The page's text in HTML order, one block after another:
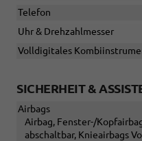
Telefon
Uhr & Drehzahlmesser
Volldigitales
SICHERHEIT &
Airbags
Airbag, Fenster-/
abschaltbar, Knieairbags